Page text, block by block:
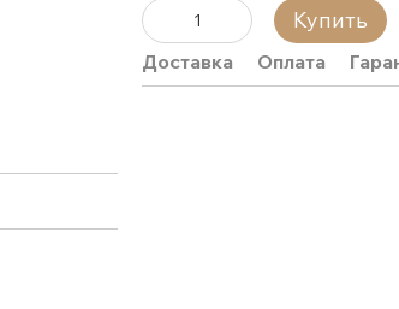
Купить
Доставка Оплата